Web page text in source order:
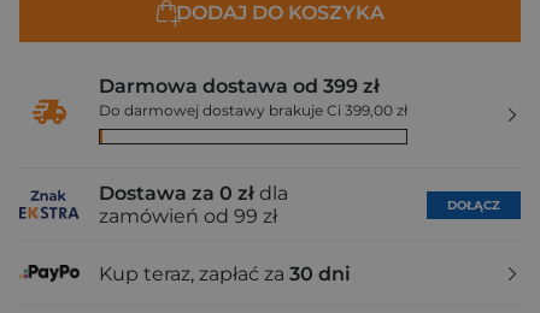
DODAJ DO KOSZYKA
Darmowa dostawa od 399 zł
Do darmowej dostawy brakuje Ci 399,00 zł
Dostawa za 0 zł dla
zamówień od 99 zł
DOŁĄCZ
Kup teraz, zapłać za 30 dni